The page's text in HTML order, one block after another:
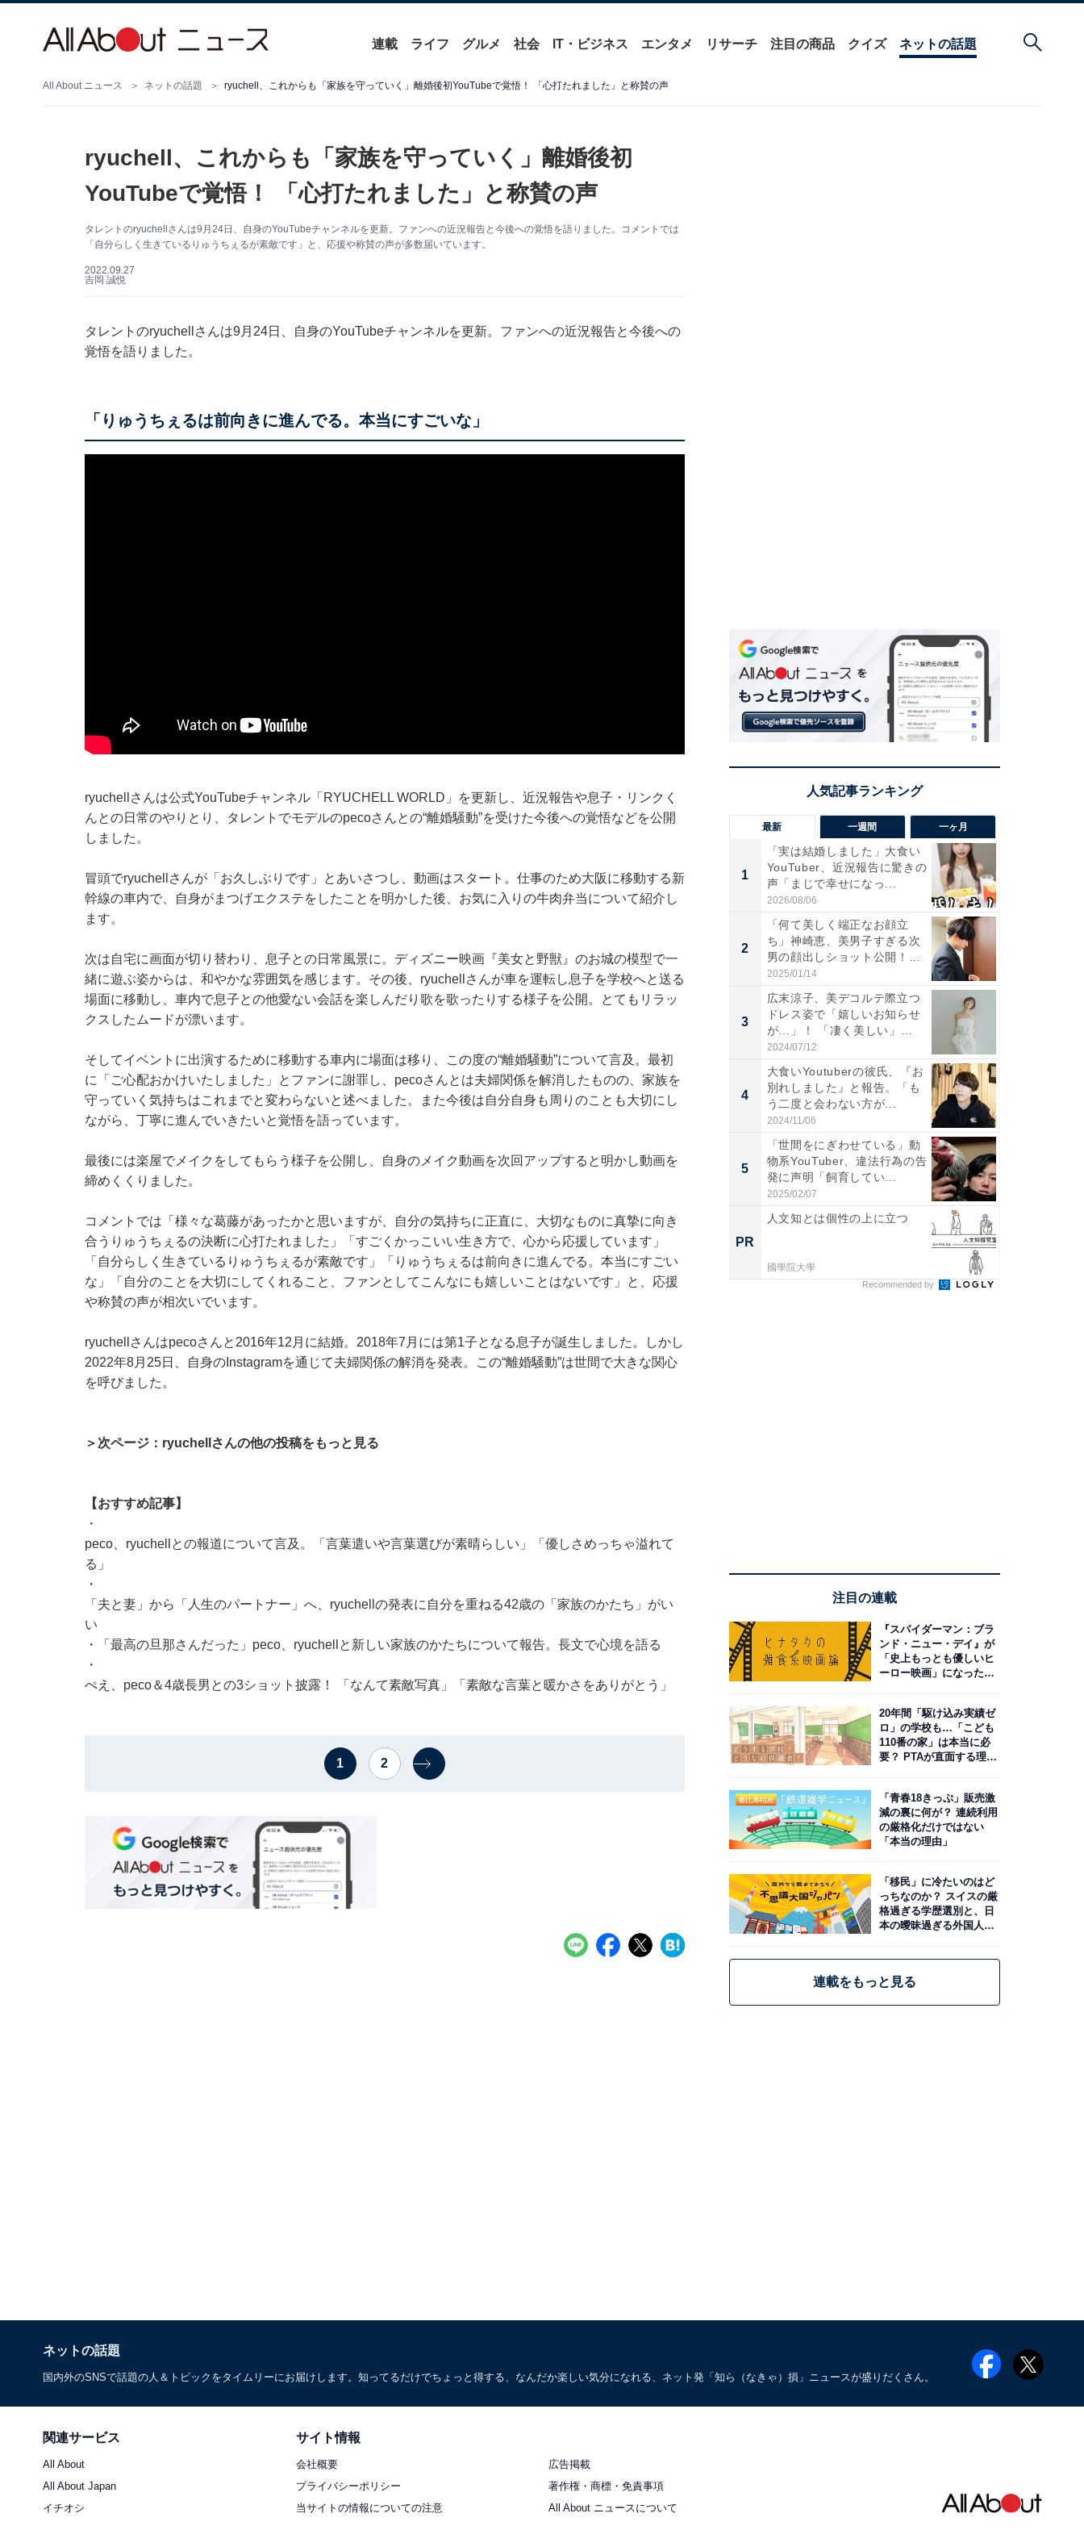
連載 ライフ グルメ 社会 IT・ビジネス エンタメ リサーチ 注目の商品 クイズ ネットの話題
All About ニュース ネットの話題 ryuchell、これからも「家族を守っていく」離婚後初YouTubeで覚悟！ 「心打たれました」と称賛の声
ryuchell、これからも「家族を守っていく」離婚後初
YouTubeで覚悟！ 「心打たれました」と称賛の声
タレントのryuchellさんは9月24日、自身のYouTubeチャンネルを更新。ファンへの近況報告と今後への覚悟を語りました。コメントでは
「自分らしく生きているりゅうちぇるが素敵です」と、応援や称賛の声が多数届いています。
2022.09.27
吉岡 誠悦
タレントのryuchellさんは9月24日、自身のYouTubeチャンネルを更新。ファンへの近況報告と今後への
覚悟を語りました。
「りゅうちぇるは前向きに進んでる。本当にすごいな」
ryuchellさんは公式YouTubeチャンネル「RYUCHELL WORLD」を更新し、近況報告や息子・リンクく
んとの日常のやりとり、タレントでモデルのpecoさんとの“離婚騒動”を受けた今後への覚悟などを公開
しました。
冒頭でryuchellさんが「お久しぶりです」とあいさつし、動画はスタート。仕事のため大阪に移動する新
幹線の車内で、自身がまつげエクステをしたことを明かした後、お気に入りの牛肉弁当について紹介し
ます。
次は自宅に画面が切り替わり、息子との日常風景に。ディズニー映画『美女と野獣』のお城の模型で一
緒に遊ぶ姿からは、和やかな雰囲気を感じます。その後、ryuchellさんが車を運転し息子を学校へと送る
場面に移動し、車内で息子との他愛ない会話を楽しんだり歌を歌ったりする様子を公開。とてもリラッ
クスしたムードが漂います。
そしてイベントに出演するために移動する車内に場面は移り、この度の“離婚騒動”について言及。最初
に「ご心配おかけいたしました」とファンに謝罪し、pecoさんとは夫婦関係を解消したものの、家族を
守っていく気持ちはこれまでと変わらないと述べました。また今後は自分自身も周りのことも大切にし
ながら、丁寧に進んでいきたいと覚悟を語っています。
最後には楽屋でメイクをしてもらう様子を公開し、自身のメイク動画を次回アップすると明かし動画を
締めくくりました。
コメントでは「様々な葛藤があったかと思いますが、自分の気持ちに正直に、大切なものに真摯に向き
合うりゅうちぇるの決断に心打たれました」「すごくかっこいい生き方で、心から応援しています」
「自分らしく生きているりゅうちぇるが素敵です」「りゅうちぇるは前向きに進んでる。本当にすごい
な」「自分のことを大切にしてくれること、ファンとしてこんなにも嬉しいことはないです」と、応援
や称賛の声が相次いでいます。
ryuchellさんはpecoさんと2016年12月に結婚。2018年7月には第1子となる息子が誕生しました。しかし
2022年8月25日、自身のInstagramを通じて夫婦関係の解消を発表。この“離婚騒動”は世間で大きな関心
を呼びました。
＞次ページ：ryuchellさんの他の投稿をもっと見る
【おすすめ記事】
・
peco、ryuchellとの報道について言及。「言葉遣いや言葉選びが素晴らしい」「優しさめっちゃ溢れて
る」
・
「夫と妻」から「人生のパートナー」へ、ryuchellの発表に自分を重ねる42歳の「家族のかたち」がい
い
・
「最高の旦那さんだった」peco、ryuchellと新しい家族のかたちについて報告。長文で心境を語る
・
ぺえ、peco＆4歳長男との3ショット披露！ 「なんて素敵写真」「素敵な言葉と暖かさをありがとう」
1 2
最新 一週間 一ヶ月
1
「実は結婚しました」大食い
YouTuber、近況報告に驚きの
声「まじで幸せになっ...
2026/08/06
2
「何て美しく端正なお顔立
ち」神崎恵、美男子すぎる次
男の顔出しショット公開！
「め...
2025/01/14
3
広末涼子、美デコルテ際立つ
ドレス姿で「嬉しいお知らせ
が…」！ 「凄く美しい」
「透...
2024/07/12
4
大食いYoutuberの彼氏、『お
別れしました』と報告。「も
う二度と会わない方が...
2024/11/06
5
「世間をにぎわせている」動
物系YouTuber、違法行為の告
発に声明「飼育してい...
2025/02/07
PR
人文知とは個性の上に立つ
國學院大學
Recommended by
注目の連載
『スパイダーマン：ブラ
ンド・ニュー・デイ』が
「史上もっとも優しいヒ
ーロー映画」になった理
20年間「駆け込み実績ゼ
ロ」の学校も…「こども
110番の家」は本当に必
要？ PTAが直面する理想
「青春18きっぷ」販売激
減の裏に何が？ 連続利用
の厳格化だけではない
「本当の理由」
「移民」に冷たいのはど
っちなのか？ スイスの厳
格過ぎる学歴選別と、日
本の曖昧過ぎる外国人政
連載をもっと見る
ネットの話題
国内外のSNSで話題の人＆トピックをタイムリーにお届けします。知ってるだけでちょっと得する、なんだか楽しい気分になれる、ネット発「知ら（なきゃ）損」ニュースが盛りだくさん。
関連サービス
All About
All About Japan
イチオシ
サイト情報
会社概要
広告掲載
プライバシーポリシー
著作権・商標・免責事項
当サイトの情報についての注意
All About ニュースについて